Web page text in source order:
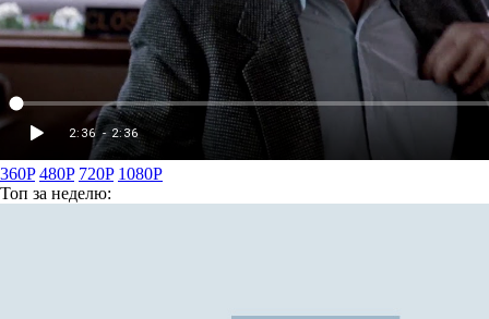
360P 480P 720P 1080P
Топ за неделю: